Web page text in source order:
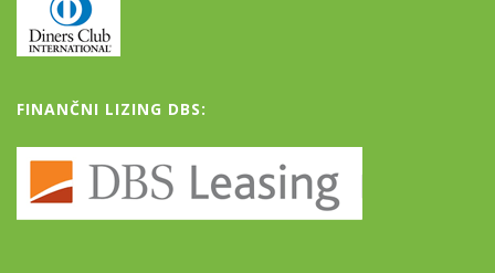
FINANČNI LIZING DBS: